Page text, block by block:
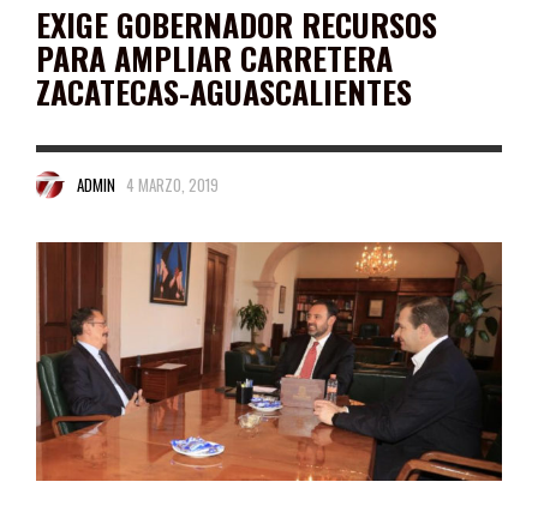
EXIGE GOBERNADOR RECURSOS
PARA AMPLIAR CARRETERA
ZACATECAS-AGUASCALIENTES
ADMIN 4 MARZO, 2019